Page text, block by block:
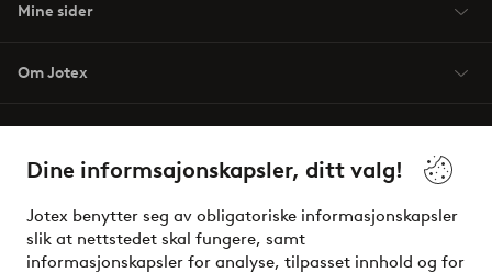
Dine informsajonskapsler, ditt valg!
Jotex benytter seg av obligatoriske informasjonskapsler
slik at nettstedet skal fungere, samt
informasjonskapsler for analyse, tilpasset innhold og for
Mine sider
Om Jotex
Venner